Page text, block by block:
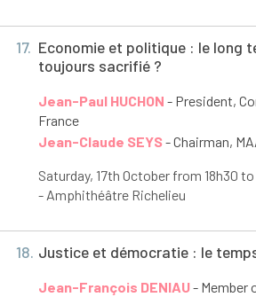
17. Economie et politique : le long
toujours sacrifié ?
Jean-Paul HUCHON - President,
France
Jean-Claude SEYS- Chairman,
Saturday, 17th October from 18h30
- Amphithéâtre Richelieu
18. Justice et démocratie : le
Jean-François DENIAU- Member